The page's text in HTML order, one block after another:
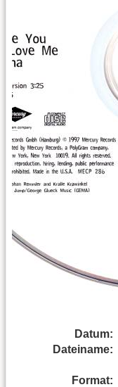
Datum:
Dateiname:
Format: